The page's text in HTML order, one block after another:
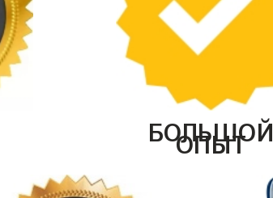
БОЛЬШОЙ
ОПЫТ